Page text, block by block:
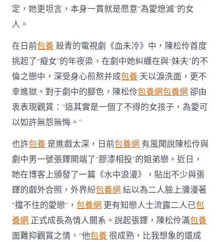
定，她更坦言，本身一貫就是愿意“為愛熄滅”的女
人。
在日前包養 殺青的電視劇《血未冷》中，陳松伶首度
挑起了“癡女”的年夜梁，在劇中她糾纏在與“妹夫”的不
倫之戀中，深受身心煎熬并成包養 天以淚洗面，更不
幸進獄。對于劇中的腳色，陳松伶包養網包養網 卻由
衷表現觀賞：“這其實是一個了不得的女孩子，為愛可
以如許無怨無悔。”
也許包養 是進戲太深，日前包養網 有風聞說陳松伶與
劇中男一號張鐸開端了“膠漆相投”的姐弟戀。近日，
她在博客上頒發了一篇《水中浪漫》，貼出不少與張
鐸的戲外合照，外界紛包養網 紜以為二人臉上瀰漫著
“擋不住的愛戀”，包養網 更有知戀人士流露二人已包
養網 正式成長為情人關系。說起張鐸，陳松伶滿包養
面難抑觀賞之情，“他包養 很成熟，比我想象的還成